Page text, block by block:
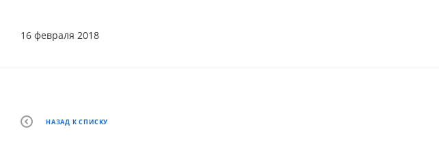
16 февраля 2018
НАЗАД К СПИСКУ